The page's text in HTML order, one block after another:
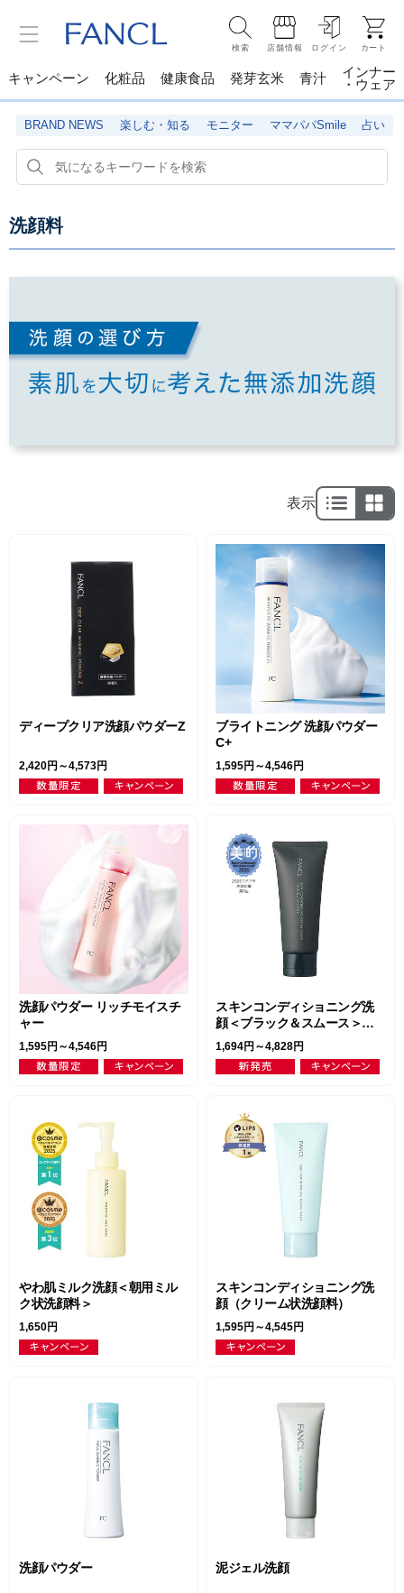
検索 店舗情報 ログイン カート
キャンペーン 化粧品 健康食品 発芽玄米 青汁
インナー
・ウェア
BRAND NEWS 楽しむ・知る モニター ママパパSmile 占い
洗顔料
表示
ディープクリア洗顔パウダーZ
2,420円～4,573円
ブライトニング 洗顔パウダー
C+
1,595円～4,546円
洗顔パウダー リッチモイスチ
ャー
1,595円～4,546円
スキンコンディショニング洗
顔＜ブラック＆スムース＞
（クリーム状洗顔料）
1,694円～4,828円
やわ肌ミルク洗顔＜朝用ミル
ク状洗顔料＞
1,650円
スキンコンディショニング洗
顔（クリーム状洗顔料）
1,595円～4,545円
洗顔パウダー 泥ジェル洗顔